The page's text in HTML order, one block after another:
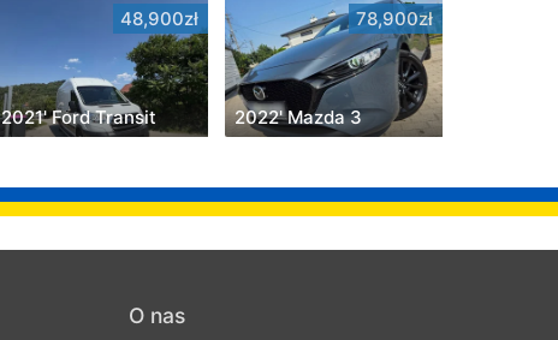
48,900zł
2021' Ford Transit
78,900zł
2022' Mazda 3
O nas